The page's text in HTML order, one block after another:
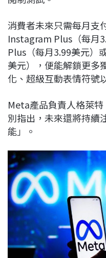
消費者未來只需每月支
Instagram Plus（每月
Plus（每月3.99美元）
美元），便能解鎖更多
化、超級互動表情符號
Meta產品負責人格萊
別指出，未來還將持續
能」。